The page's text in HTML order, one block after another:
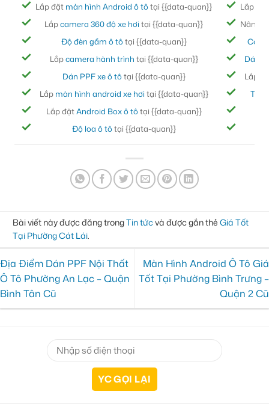
Lắp đặt màn hình Android ô tôtại {{data-quan}}
Lắpcamera 360 độ xe hơi tại {{data-quan}}
Độ đèn gầm ô tôtại {{data-quan}}
Lắpcamera hành trình tại {{data-quan}}
Dán PPF xe ô tôtại {{data-quan}}
Lắp màn hình android xe hơi tại {{data-quan}}
Lắp đặtAndroid Box ô tôtại {{data-quan}}
Độ loa ô tôtại {{data-quan}}
Lắp
Nâng
Dán
Lắp
Bài viết này được đăng trongTin tứcvà được gắn thẻ Giá Tốt
Tại Phường Cát Lái.
Địa Điểm Dán PPF Nội Thất
Ô Tô Phường An Lạc – Quận
Bình Tân Cũ
Màn Hình Android Ô Tô Giá
Tốt Tại Phường Bình Trưng –
Quận 2 Cũ